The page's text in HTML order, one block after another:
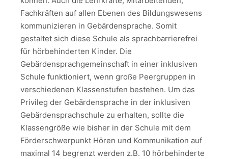
Fachkräften auf allen Ebenen des Bildungswesens
kommunizieren in Gebärdensprache. Somit
gestaltet sich diese Schule als sprachbarrierefrei
für hörbehinderten Kinder. Die
Gebärdensprachgemeinschaft in einer inklusiven
Schule funktioniert, wenn große Peergruppen in
verschiedenen Klassenstufen bestehen. Um das
Privileg der Gebärdensprache in der inklusiven
Gebärdensprachschule zu erhalten, sollte die
Klassengröße wie bisher in der Schule mit dem
Förderschwerpunkt Hören und Kommunikation auf
maximal 14 begrenzt werden z.B. 10 hörbehinderte